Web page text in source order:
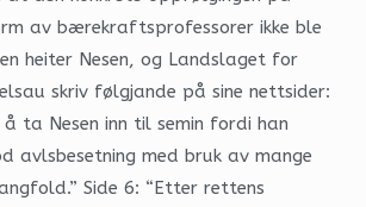
av bærekraftsprofessorer ikke ble
heiter Nesen, og Landslaget for
skriv følgjande på sine nettsider:
ta Nesen inn til semin fordi han
avlsbesetning med bruk av mange
Side 6: “Etter rettens